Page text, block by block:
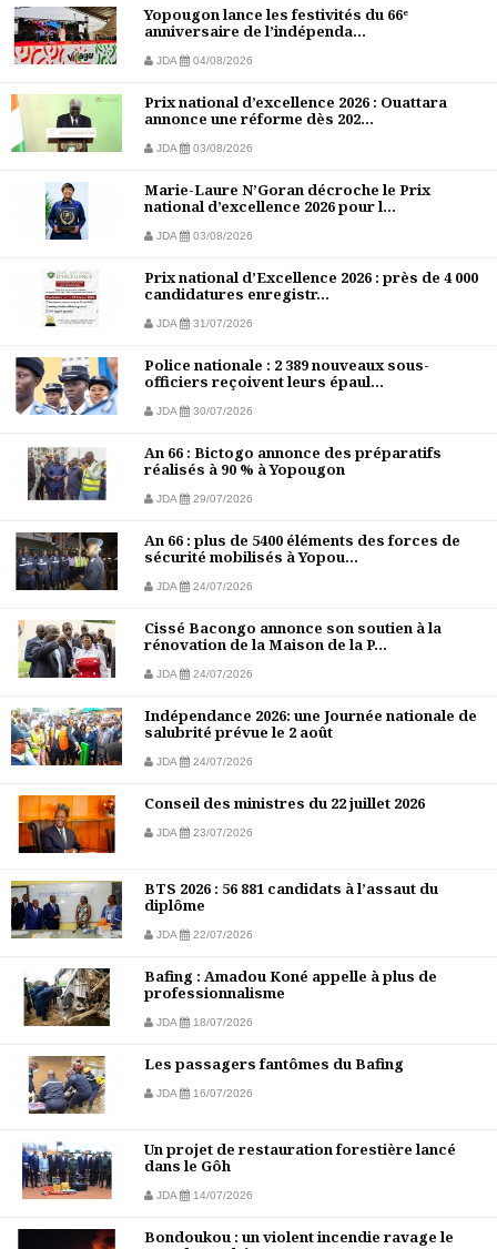
Yopougon lance les festivités du 66ᵉ
anniversaire de l’indépenda...
JDA 04/08/2026
Prix national d’excellence 2026 : Ouattara
annonce une réforme dès 202...
JDA 03/08/2026
Marie-Laure N’Goran décroche le Prix
national d’excellence 2026 pour l...
JDA 03/08/2026
Prix national d’Excellence 2026 : près de 4 000
candidatures enregistr...
JDA 31/07/2026
Police nationale : 2 389 nouveaux sous-
officiers reçoivent leurs épaul...
JDA 30/07/2026
An 66 : Bictogo annonce des préparatifs
réalisés à 90 % à Yopougon
JDA 29/07/2026
An 66 : plus de 5400 éléments des forces de
sécurité mobilisés à Yopou...
JDA 24/07/2026
Cissé Bacongo annonce son soutien à la
rénovation de la Maison de la P...
JDA 24/07/2026
Indépendance 2026: une Journée nationale de
salubrité prévue le 2 août
JDA 24/07/2026
Conseil des ministres du 22 juillet 2026
JDA 23/07/2026
BTS 2026 : 56 881 candidats à l’assaut du
diplôme
JDA 22/07/2026
Bafing : Amadou Koné appelle à plus de
professionnalisme
JDA 18/07/2026
Les passagers fantômes du Bafing
JDA 16/07/2026
Un projet de restauration forestière lancé
dans le Gôh
JDA 14/07/2026
Bondoukou : un violent incendie ravage le